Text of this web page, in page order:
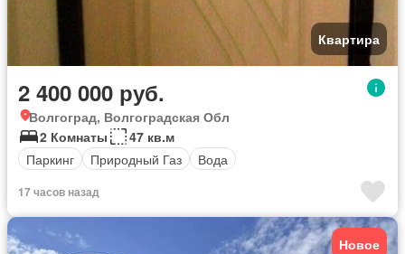
Квартира
2 400 000 руб.
Волгоград, Волгоградская Обл
2 Комнаты
47 кв.м
Паркинг
Природный Газ Вода
17 часов назад
Новое